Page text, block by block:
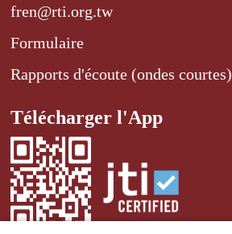
fren@rti.org.tw
Formulaire
Rapports d'écoute (ondes courtes)
Télécharger l'App